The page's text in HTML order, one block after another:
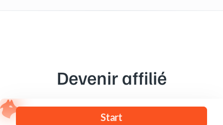
Devenir affilié